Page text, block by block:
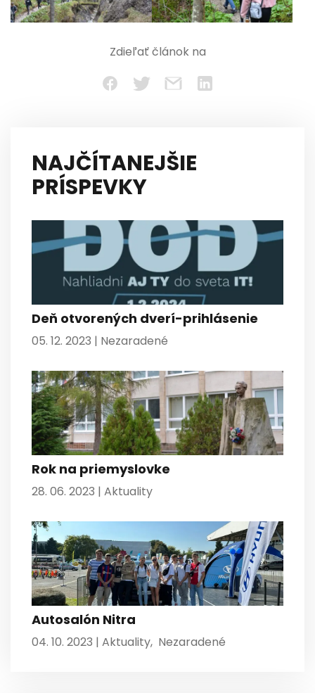
Zdieľať článok na
NAJČÍTANEJŠIE
PRÍSPEVKY
Deň otvorených dverí-prihlásenie
05. 12. 2023 | Nezaradené
Rok na priemyslovke
28. 06. 2023 | Aktuality
Autosalón Nitra
04. 10. 2023 | Aktuality, Nezaradené